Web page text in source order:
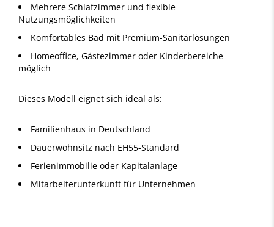
Mehrere Schlafzimmer und flexible
Nutzungsmöglichkeiten
Komfortables Bad mit Premium-Sanitärlösungen
Homeoffice, Gästezimmer oder Kinderbereiche
möglich
Dieses Modell eignet sich ideal als:
Familienhaus in Deutschland
Dauerwohnsitz nach EH55-Standard
Ferienimmobilie oder Kapitalanlage
Mitarbeiterunterkunft für Unternehmen